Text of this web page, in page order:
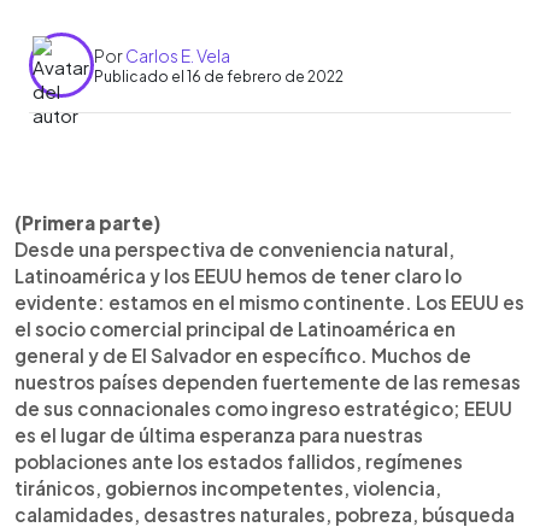
PorCarlos E. Vela
Publicado el 16 de febrero de 2022
Escuchar artículo
(Primera parte)
Desde una perspectiva de conveniencia natural,
Latinoamérica y los EEUU hemos de tener claro lo
evidente: estamos en el mismo continente. Los EEUU es
el socio comercial principal de Latinoamérica en
general y de El Salvador en específico. Muchos de
nuestros países dependen fuertemente de las remesas
de sus connacionales como ingreso estratégico; EEUU
es el lugar de última esperanza para nuestras
poblaciones ante los estados fallidos, regímenes
tiránicos, gobiernos incompetentes, violencia,
calamidades, desastres naturales, pobreza, búsqueda